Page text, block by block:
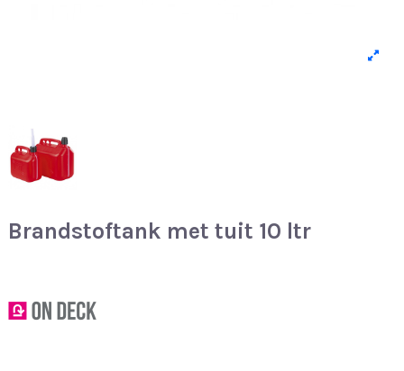
Brandstoftank met tuit 10 ltr